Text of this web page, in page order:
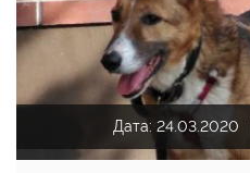
Дата: 24.03.2020